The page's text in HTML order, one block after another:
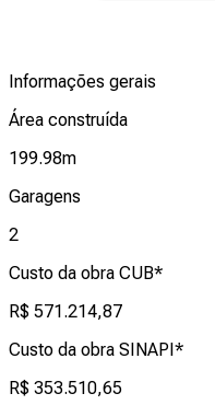
Informações gerais
Área construída
199.98m
Garagens
2
Custo da obra CUB*
R$ 571.214,87
Custo da obra SINAPI*
R$ 353.510,65